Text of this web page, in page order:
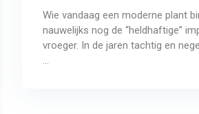
Wie vandaag een moderne plant
nauwelijks nog de “heldhaftige”
vroeger. In de jaren tachtig en
...